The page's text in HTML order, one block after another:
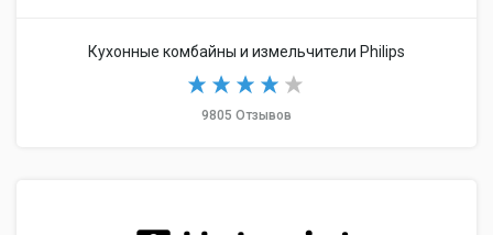
Кухонные комбайны и измельчители Philips
9805 Отзывов